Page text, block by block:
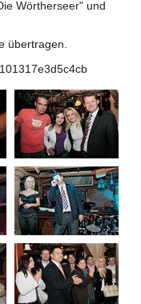
Wörtherseer" und
übertragen.